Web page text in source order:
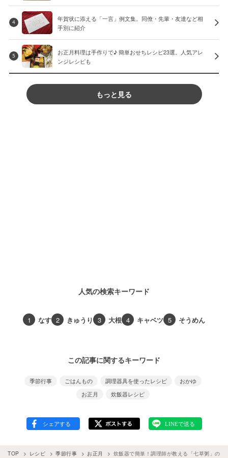
4
年賀状に添える「一言」例文集。同僚・先輩・友達など相
手別に紹介
5
お正月料理は手作りで♪ 簡単おせちレシピ23選。人気アレ
ンジレシピも
もっと見る
人気の検索キーワード
1 なす 2 きゅうり 3 大根 4 キャベツ 5 そうめん
この記事に関するキーワード
季節行事 ごはんもの 調理器具を使ったレシピ
おかゆ
お正月
炊飯器レシピ
TOP レシピ 季節行事 お正月 炊飯器で簡単！調理師が教える「七草粥」の作